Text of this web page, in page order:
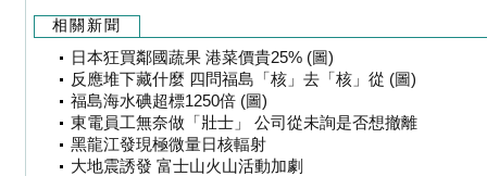
相關新聞
日本狂買鄰國蔬果 港菜價貴25% (圖)
反應堆下藏什麼 四問福島「核」去「核」從 (圖)
福島海水碘超標1250倍 (圖)
東電員工無奈做「壯士」 公司從未詢是否想撤離
黑龍江發現極微量日核輻射
大地震誘發 富士山火山活動加劇